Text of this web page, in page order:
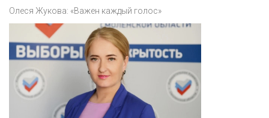
Олеся Жукова: «Важен каждый голос»